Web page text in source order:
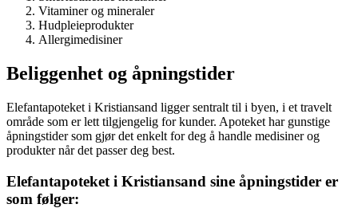
Vitaminer og mineraler
Hudpleieprodukter
Allergimedisiner
Beliggenhet og åpningstider
Elefantapoteket i Kristiansand ligger sentralt til i byen, i et travelt
område som er lett tilgjengelig for kunder. Apoteket har gunstige
åpningstider som gjør det enkelt for deg å handle medisiner og
produkter når det passer deg best.
Elefantapoteket i Kristiansand sine åpningstider er
som følger: